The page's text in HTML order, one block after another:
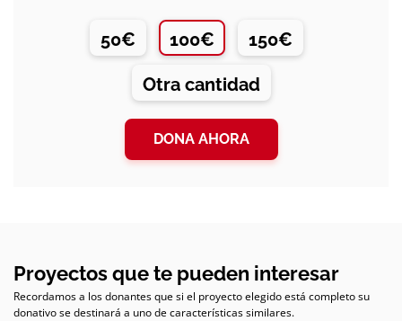
50€ 100€ 150€
Otra cantidad
DONA AHORA
Proyectos que te pueden interesar
Recordamos a los donantes que si el proyecto elegido está completo su
donativo se destinará a uno de características similares.